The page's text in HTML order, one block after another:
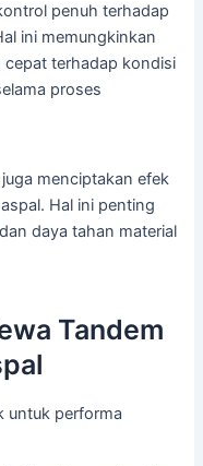
penuh terhadap
ini memungkinkan
terhadap kondisi
proses
menciptakan efek
Hal ini penting
daya tahan material
Tandem
untuk performa